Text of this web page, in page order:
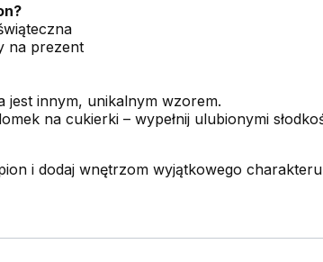
na prezent
jest innym, unikalnym wzorem.
na cukierki – wypełnij ulubionymi
i dodaj wnętrzom wyjątkowego